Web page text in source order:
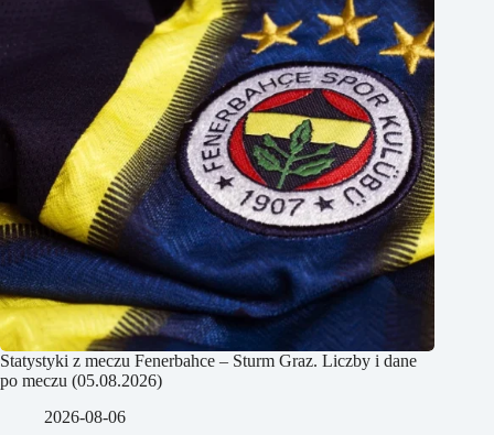
Statystyki z meczu Fenerbahce – Sturm Graz. Liczby i dane
po meczu (05.08.2026)
2026-08-06